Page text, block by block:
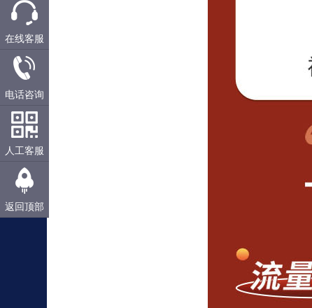
在线客服
电话咨询
人工客服
返回顶部